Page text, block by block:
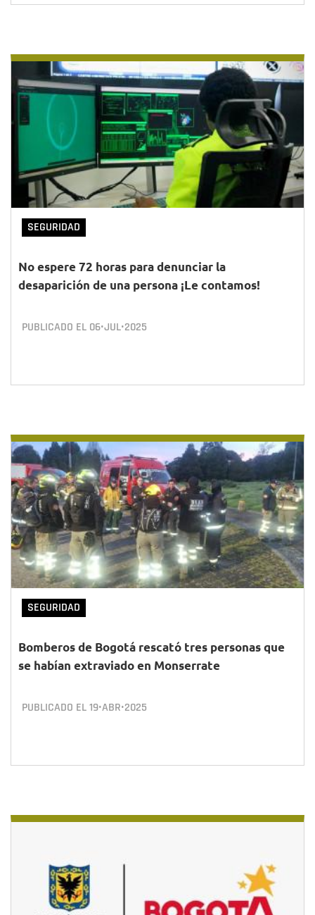
SEGURIDAD
No espere 72 horas para denunciar la
desaparición de una persona ¡Le contamos!
PUBLICADO EL 06•JUL•2025
SEGURIDAD
Bomberos de Bogotá rescató tres personas que
se habían extraviado en Monserrate
PUBLICADO EL19•ABR•2025